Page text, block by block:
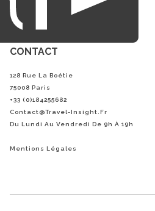
CONTACT
128 Rue La Boétie
75008 Paris
+33 (0)184255682
Contact@Travel-Insight.fr
Du Lundi Au Vendredi De 9h À 19h
Mentions Légales